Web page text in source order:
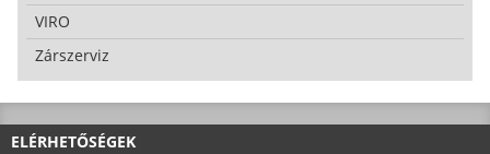
VIRO
Zárszerviz
ELÉRHETŐSÉGEK